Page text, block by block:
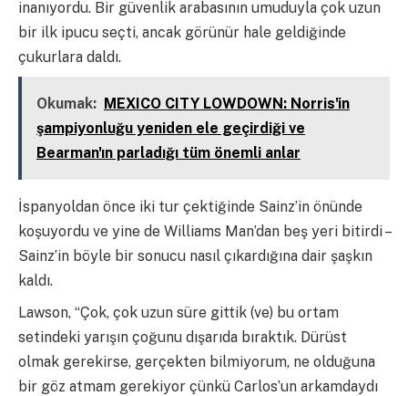
inanıyordu. Bir güvenlik arabasının umuduyla çok uzun
bir ilk ipucu seçti, ancak görünür hale geldiğinde
çukurlara daldı.
Okumak: MEXICO CITY LOWDOWN: Norris'in
şampiyonluğu yeniden ele geçirdiği ve
Bearman'ın parladığı tüm önemli anlar
İspanyoldan önce iki tur çektiğinde Sainz’in önünde
koşuyordu ve yine de Williams Man’dan beş yeri bitirdi –
Sainz’in böyle bir sonucu nasıl çıkardığına dair şaşkın
kaldı.
Lawson, “Çok, çok uzun süre gittik (ve) bu ortam
setindeki yarışın çoğunu dışarıda bıraktık. Dürüst
olmak gerekirse, gerçekten bilmiyorum, ne olduğuna
bir göz atmam gerekiyor çünkü Carlos’un arkamdaydı